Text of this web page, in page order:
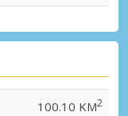
100.10 KM2